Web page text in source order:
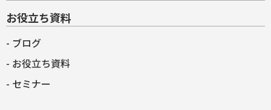
お役立ち資料
ブログ
お役立ち資料
セミナー